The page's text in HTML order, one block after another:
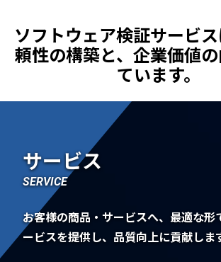
ソフトウェア検証サービ
頼性の構築と、 企業価値
ています。
サービス
SERVICE
お客様の商品・サービスへ、最適な形
ービスを提供し、品質向上に貢献しま